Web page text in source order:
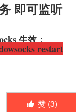
即可监听
生效：
restart
赞 (3)